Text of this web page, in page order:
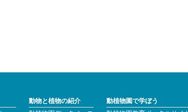
動物と植物の紹介
動植物園で学ぼう